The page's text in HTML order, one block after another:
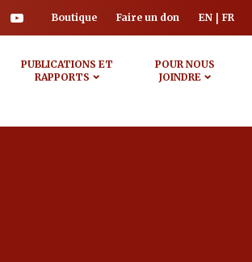
Boutique Faire un don EN FR
PUBLICATIONS ET
RAPPORTS
POUR NOUS
JOINDRE